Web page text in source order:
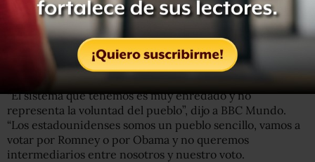
Dixie Swanson, ex asesora de un grupo de presión en
Washington y autora de la trilogía “El Presidente
Accidental”, aboga por el establecimiento del voto
popular para la elección presidencial.
“El sistema que tenemos es muy enredado y no
representa la voluntad del pueblo”, dijo a BBC Mundo.
“Los estadounidenses somos un pueblo sencillo, vamos a
votar por Romney o por Obama y no queremos
intermediarios entre nosotros y nuestro voto.